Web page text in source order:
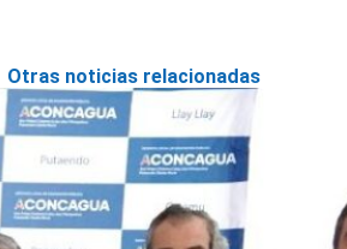
Otras noticias relacionadas